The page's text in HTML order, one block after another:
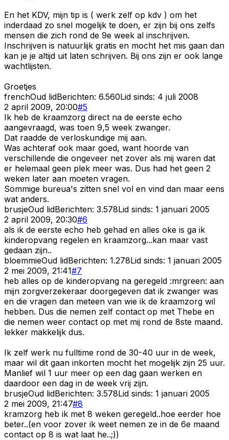
En het KDV, mijn tip is ( werk zelf op kdv ) om het
inderdaad zo snel mogelijk te doen, er zijn bij ons zelfs
mensen die zich rond de 9e week al inschrijven.
Inschrijven is natuurlijk gratis en mocht het mis gaan dan
kan je je altijd uit laten schrijven. Bij ons zijn er ook lange
wachtlijsten.
Groetjes
frenchOud lidBerichten: 6.560Lid sinds: 4 juli 2008
2 april 2009, 20:00#5
Ik heb de kraamzorg direct na de eerste echo
aangevraagd, was toen 9,5 week zwanger.
Dat raadde de verloskundige mij aan.
Was achteraf ook maar goed, want hoorde van
verschillende die ongeveer net zover als mij waren dat
er helemaal geen plek meer was. Dus had het geen 2
weken later aan moeten vragen.
Sommige bureua's zitten snel vol en vind dan maar eens
wat anders.
brusjeOud lidBerichten: 3.578Lid sinds: 1 januari 2005
2 april 2009, 20:30#6
als ik de eerste echo heb gehad en alles oke is ga ik
kinderopvang regelen en kraamzorg...kan maar vast
gedaan zijn..
bloemmieOud lidBerichten: 1.278Lid sinds: 1 januari 2005
2 mei 2009, 21:41#7
heb alles op de kinderopvang na geregeld :mrgreen: aan
mijn zorgverzekeraar doorgegeven dat ik zwanger was
en die vragen dan meteen van wie ik de kraamzorg wil
hebben. Dus die nemen zelf contact op met Thebe en
die nemen weer contact op met mij rond de 8ste maand.
lekker makkelijk dus.
Ik zelf werk nu fulltime rond de 30-40 uur in de week,
maar wil dit gaan inkorten mocht het mogelijk zijn 25 uur.
Manlief wil 1 uur meer op een dag gaan werken en
daardoor een dag in de week vrij zijn.
brusjeOud lidBerichten: 3.578Lid sinds: 1 januari 2005
2 mei 2009, 21:47#8
kramzorg heb ik met 8 weken geregeld..hoe eerder hoe
beter..(en voor zover ik weet nemen ze in de 6e maand
contact op 8 is wat laat he..;))